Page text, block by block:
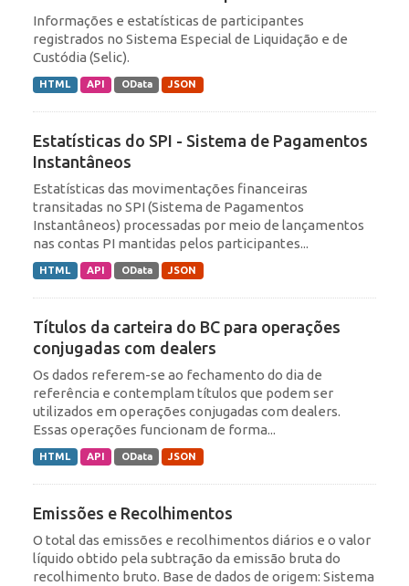
Informações e estatísticas de participantes
registrados no Sistema Especial de Liquidação e de
Custódia (Selic).
HTML API OData JSON
Estatísticas do SPI - Sistema de Pagamentos
Instantâneos
Estatísticas das movimentações financeiras
transitadas no SPI (Sistema de Pagamentos
Instantâneos) processadas por meio de lançamentos
nas contas PI mantidas pelos participantes...
HTML API OData JSON
Títulos da carteira do BC para operações
conjugadas com dealers
Os dados referem-se ao fechamento do dia de
referência e contemplam títulos que podem ser
utilizados em operações conjugadas com dealers.
Essas operações funcionam de forma...
HTML API OData JSON
Emissões e Recolhimentos
O total das emissões e recolhimentos diários e o valor
líquido obtido pela subtração da emissão bruta do
recolhimento bruto. Base de dados de origem: Sistema